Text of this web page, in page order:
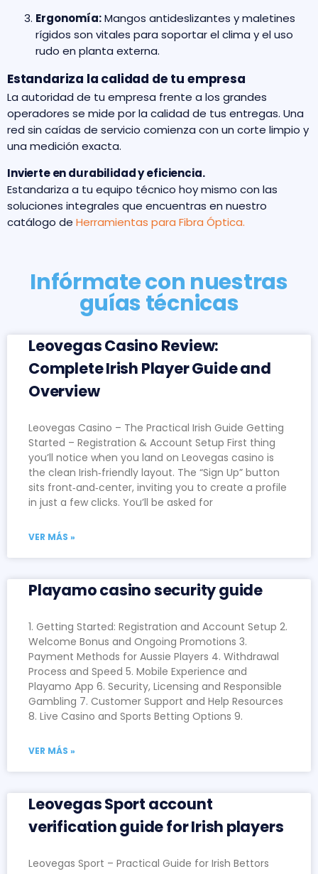
Ergonomía:Mangos antideslizantes y maletines
rígidos son vitales para soportar el clima y el uso
rudo en planta externa.
Estandariza la calidad de tu empresa
La autoridad de tu empresa frente a los grandes
operadores se mide por la calidad de tus entregas. Una
red sin caídas de servicio comienza con un corte limpio y
una medición exacta.
Invierte en durabilidad y eficiencia.
Estandariza a tu equipo técnico hoy mismo con las
soluciones integrales que encuentras en nuestro
catálogo de Herramientas para Fibra Óptica.
Infórmate con nuestras
guías técnicas
Leovegas Casino Review:
Complete Irish Player Guide and
Overview
Leovegas Casino – The Practical Irish Guide Getting
Started – Registration & Account Setup First thing
you’ll notice when you land on Leovegas casino is
the clean Irish‑friendly layout. The “Sign Up” button
sits front‑and‑center, inviting you to create a profile
in just a few clicks. You’ll be asked for
VER MÁS »
Playamo casino security guide
1. Getting Started: Registration and Account Setup 2.
Welcome Bonus and Ongoing Promotions 3.
Payment Methods for Aussie Players 4. Withdrawal
Process and Speed 5. Mobile Experience and
Playamo App 6. Security, Licensing and Responsible
Gambling 7. Customer Support and Help Resources
8. Live Casino and Sports Betting Options 9.
VER MÁS »
Leovegas Sport account
verification guide for Irish players
Leovegas Sport – Practical Guide for Irish Bettors